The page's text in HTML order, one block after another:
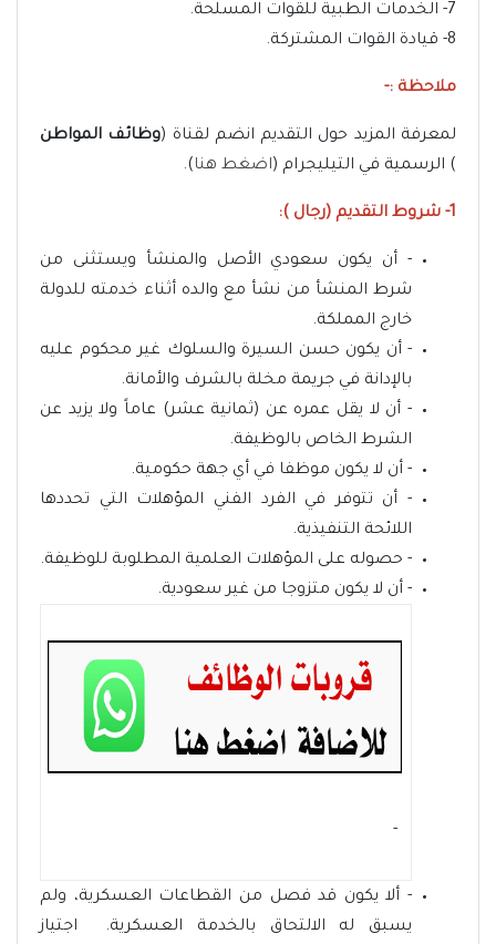
7- الخدمات الطبية للقوات المسلحة.
8- قيادة القوات المشتركة.
ملاحظة :-
لمعرفة المزيد حول التقديم انضم لقناة (وظائف المواطن
) الرسمية في التيليجرام (اضغط هنا).
1- شروط التقديم (رجال ):
- أن يكون سعودي الأصل والمنشأ ويستثنى من
شرط المنشأ من نشأ مع والده أثناء خدمته للدولة
خارج المملكة.
- أن يكون حسن السيرة والسلوك غير محكوم عليه
بالإدانة في جريمة مخلة بالشرف والأمانة.
- أن لا يقل عمره عن (ثمانية عشر) عاماً ولا يزيد عن
الشرط الخاص بالوظيفة.
- أن لا يكون موظفا في أي جهة حكومية.
- أن تتوفر في الفرد الفني المؤهلات التي تحددها
اللائحة التنفيذية.
- حصوله على المؤهلات العلمية المطلوبة للوظيفة.
- أن لا يكون متزوجا من غير سعودية.
- ‏
- ألا يكون قد فصل من القطاعات العسكرية، ولم
يسبق له الالتحاق بالخدمة العسكرية. اجتياز